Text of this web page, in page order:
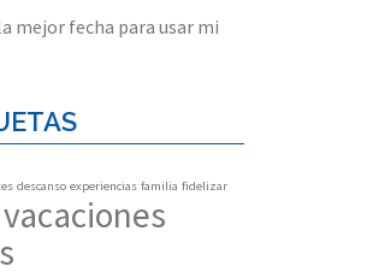
mejor fecha para usar mi
descanso experiencias familia fidelizar
vacaciones